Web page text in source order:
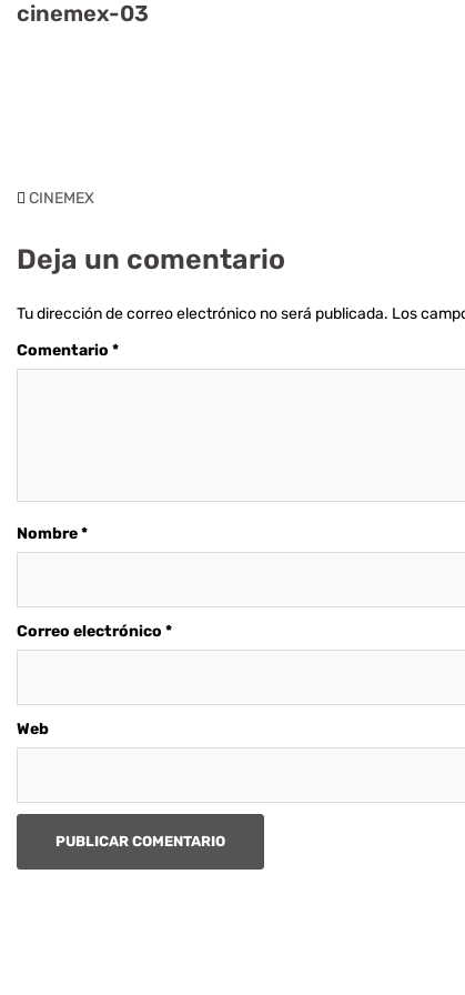
cinemex-03
CINEMEX
Deja un comentario
Tu dirección de correo electrónico no será publicada. Los
Comentario *
Nombre*
Correo electrónico *
Web